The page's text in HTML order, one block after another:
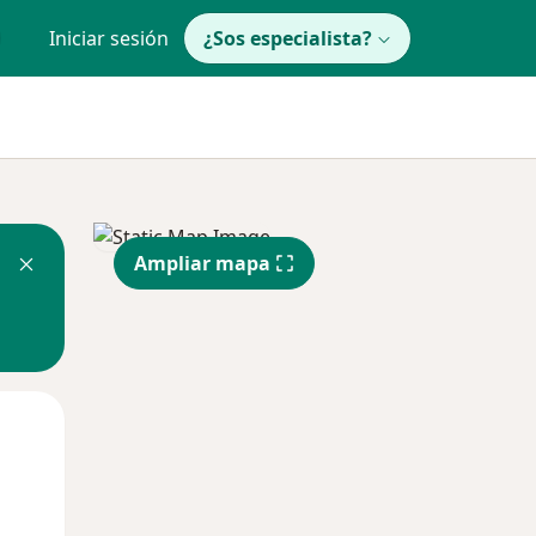
Iniciar sesión ¿Sos especialista?
Ampliar mapa